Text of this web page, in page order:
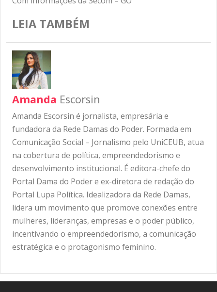
LEIA TAMBÉM
Amanda Escorsin
Amanda Escorsin é jornalista, empresária e
fundadora da Rede Damas do Poder. Formada em
Comunicação Social – Jornalismo pelo UniCEUB, atua
na cobertura de política, empreendedorismo e
desenvolvimento institucional. É editora-chefe do
Portal Dama do Poder e ex-diretora de redação do
Portal Lupa Política. Idealizadora da Rede Damas,
lidera um movimento que promove conexões entre
mulheres, lideranças, empresas e o poder público,
incentivando o empreendedorismo, a comunicação
estratégica e o protagonismo feminino.